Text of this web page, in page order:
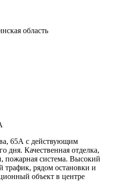
область
65А с действующим
дня. Качественная отделка,
пожарная система. Высокий
рядом остановки и
объект в центре